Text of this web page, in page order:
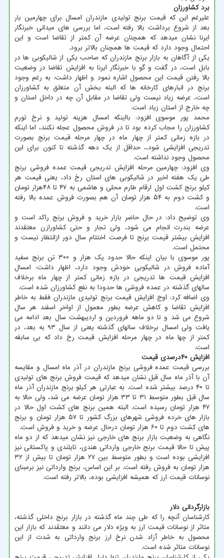
برد کشاورزان
علیرغم این که قیمت برنج تولیدی مازندران امسال برای چهارمین بار
بعد از شروع برداشت بالا رفته است، اما بررسی های میدانی خبرنگار
ایرنا نشان میدهد که همچنان عرضه آن کمتر از تقاضا است و این
احتمال وجود دارد که قیمت ها همچنان بالاتر برود.
یکی از آگاهان به بازار برنج مازندران که صاحب یکی از شالیکوبی ها در
بابل است، در گفت و گو با خبرنگار ایرنا به افزایش تقاضا در وضعیت
بالا رفتن قیمت این محصول اشاره نمود و اظهار داشت: به رغم وجود
برنج در انبارهای کارخانه ها که البته بخش آن متعلق به کشاورزان
است، عرضه زیاد نیست ولی تقاضا در مقابل آن چه در داخل استان و
چه خارج از استان زیاد است.
محمد پور موسوی افزود: بااینکه امسال هزینه تولید و نرخ تورم
کشاورزان را مجاب کرده بود تا در فروش محصول عجله نکنند، اما اینکه
در بازه زمانی کمتر از چهار ماه در چهار مرحله قیمت برنج بصورت
تدریجی افزایشی شود،، حداقل از یک دهه گذشته تا کنون برای این
محصول وجود نداشته است.
وی افزود: چهارمین مرحله افزایش تدریجی قیمت عمده فروشی برنج
طی یک هفته اخیر در شالیکوبی های استان رخ داد، یعنی قیمت هر
کیلو برنج کشت اول ارقام طارم محلی و هاشمی به ۴۷ تا ۴۸هزار تومان
و کشت دوم به ۵۴ هزار تومان آن هم بصورت فروش عمده بالا رفته
است.
وی توضیح داد: در حال حاضر بازار خرید و فروش برنج راکد است و
عرضه بندرت انجام می شود، ولی تجار و حتی کشاورازن معتقدند
افزایش بیشتر قیمت برنج تا فرصت اختتام سال دور ازانتظار نیست و
محتمل است.
پور موسوی با بیان اینکه حالا حدود یک هزار و ۳۰۰ تن برنج سفید
آماده فروش در شالیکوبی خودش وجود دارد، اظهار داشت: امسال
افزایش قیمت ها تدریجی در بازه زمانی کمتر از چهار ماه برخلاف
سالهای گذشته در عمده فروشی ها حدودا به نفع کشاورزان شده است.
وی اضافه کرد: اوج افزایش قیمت برنج تولیدی مازندران فقط به خاطر
افزایش تقاضا و کاهش عرضه بطور معمول از اواخر اسفند هر سال
شروع می شد و تا دو ماهه فروردین و اردیبهشت سال بعد ادامه می
یافت ولی امسال برخلاف سالهای گذشته یعنی از سال ۹۳ به بعد، در
کمتر از چها ماه در چهار مرحله افزایش قیمت رخ داد که بی سابقه
است.
افزایش ۴۰درصدی قیمت
بررسی قیمت عمده فروشی برنج مازندران در آذر ماه امسال و مقایسه
آن با آذر ماه سال قبل نشان میدهد که قیمت فروش برنج های تولیدی
تا ۴۰ درصد بیشتر شده است. به عبارتی هر کیلو برنج مازندران آذر ماه
سال قبل بطور متوسط ۳۱ تا ۳۳ هزار تومان عرضه می شد، ولی حالا به
۴۷ هزار تومان رسیده است. البته همین برنج های کشت اول حالا در
بازار های خرده فروشی شهرهای بزرگ کشور تا ۵۷ هزار تومان و برنج
های کشت دوم تا ۶۰ هزار تومان درحال عرضه و خرید و فروش است.
نگاهی به وضعیت بازار برنج های خارجی نیز نشان میدهد که از دو ماه
پیش تا حالا قیمت برنج خارجی وارداتی هندی، تایلندی و پاکستانی نیز
افزایشی بوده است و بطور متوسط بین ۲۷ هزار تومان تا بیش از ۳۲
هزار تومان به فروش رفته است. بر این اساس، برنج وارداتی نیز برمبنای
نوسانات قیمت ارز که همیشه افزایشی بوده، بالاتر رفته است.
بازارگردانی دلار
کارشناسان آنچه را که طی چند ماه گذشته در بازار برنج داخلی گذشته،
متاثر از نوسانات قیمت ارز به ویژه دلار می دانند و معتقدند که بازار این
محصول به خاطر آزاد شدن نرخ ارز برنج وارداتی به شدت از این
نوسانات متاثر شده است.